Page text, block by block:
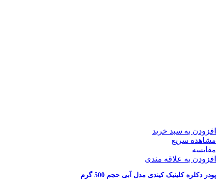
افزودن به سبد خرید
مشاهده سریع
مقایسه
افزودن به علاقه مندی
پودر دکلره کلینیک کیندی مدل آبی حجم 500 گرم